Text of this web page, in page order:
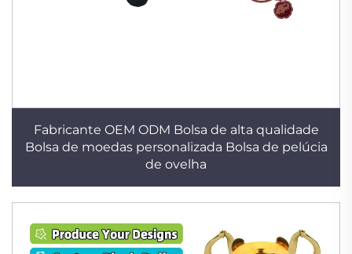
Fabricante OEM ODM Bolsa de alta qualidade
Bolsa de moedas personalizada Bolsa de pelúcia
de ovelha